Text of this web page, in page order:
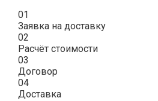
01
Заявка на доставку
02
Расчёт стоимости
03
Договор
04
Доставка